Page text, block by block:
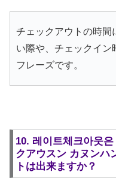
チェックアウトの時間
い際や、チェックイン
フレーズです。
10. 레이트체크아웃
クアウスン カヌンハ
トは出来ますか？